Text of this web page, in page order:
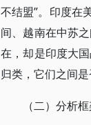
不结盟”。印度在
间、越南在中苏
在，却是印度大
归类，它们之间
（二）分析